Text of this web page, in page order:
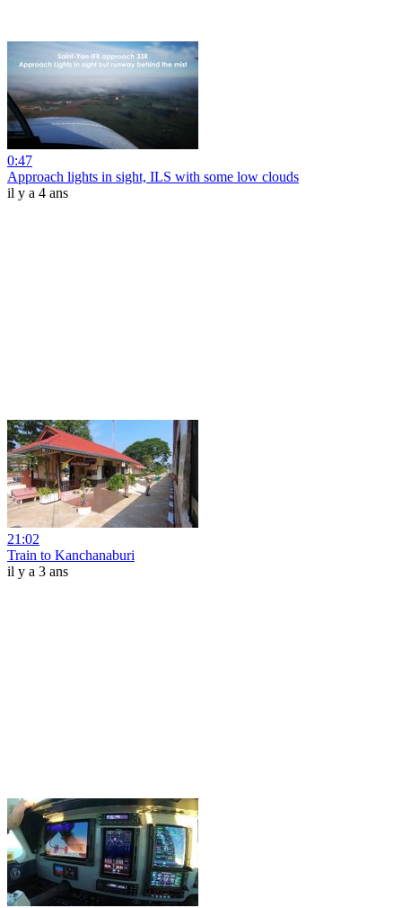
0:47
Approach lights in sight, ILS with some low clouds
il y a 4 ans
21:02
Train to Kanchanaburi
il y a 3 ans